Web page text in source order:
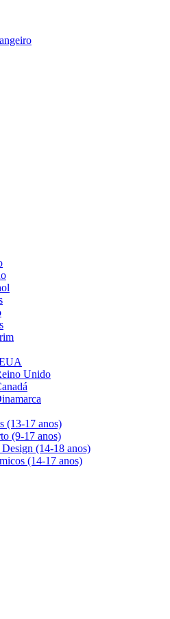
Unido
(13-17 anos)
(9-17 anos)
(14-18 anos)
(14-17 anos)